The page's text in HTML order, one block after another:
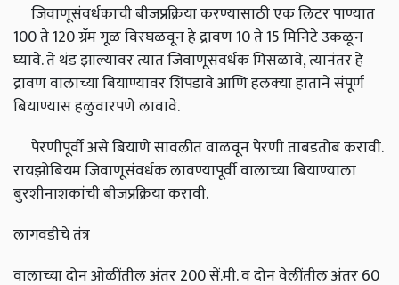
जिवाणूसंवर्धकाची बीजप्रक्रिया करण्यासाठी एक लिटर पाण्यात
100 ते 120 ग्रॅम गूळ विरघळवून हे द्रावण 10 ते 15 मिनिटे उकळून
घ्यावे. ते थंड झाल्यावर त्यात जिवाणूसंवर्धक मिसळावे, त्यानंतर हे
द्रावण वालाच्या बियाण्यावर शिंपडावे आणि हलक्‍या हाताने संपूर्ण
बियाण्यास हळुवारपणे लावावे.
पेरणीपूर्वी असे बियाणे सावलीत वाळवून पेरणी ताबडतोब करावी.
रायझोबियम जिवाणूसंवर्धक लावण्यापूर्वी वालाच्या बियाण्याला
बुरशीनाशकांची बीजप्रक्रिया करावी.
लागवडीचे तंत्र
वालाच्या दोन ओळींतील अंतर 200 सें.मी. व दोन वेलींतील अंतर 60